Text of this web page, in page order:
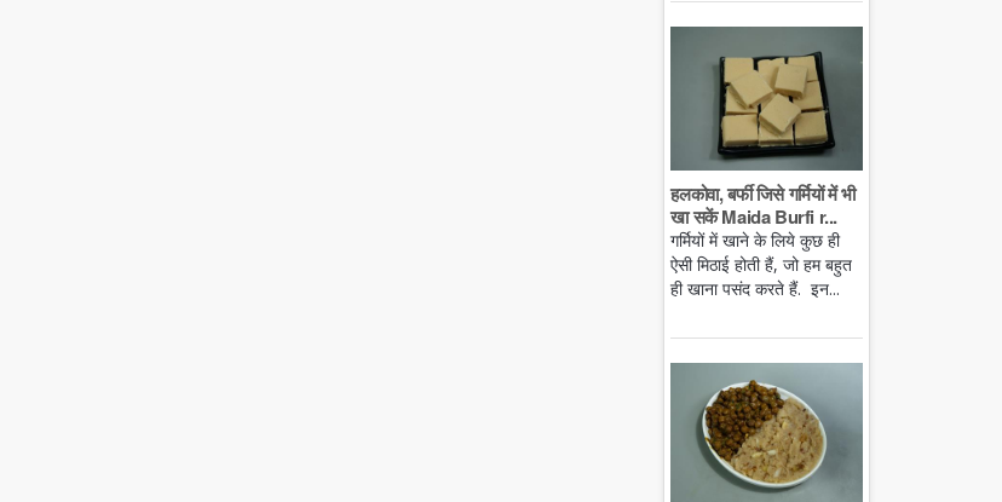
हलकोवा, बर्फी जिसे गर्मियों में भी
खा सकें Maida Burfi r...
गर्मियों में खाने के लिये कुछ ही
ऐसी मिठाई होती हैं, जो हम बहुत
ही खाना पसंद करते हैं. इन...